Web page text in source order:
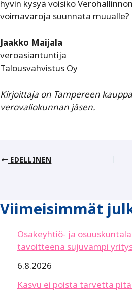
hyvin kysyä voisiko
voimavaroja suunnata muualle?
Jaakko Maijala
veroasiantuntija
Talousvahvistus Oy
Kirjoittaja on Tampereen
verovaliokunnan jäsen.
EDELLINEN
Viimeisimmät
Osakeyhtiö- ja
tavoitteena sujuvampi
6.8.2026
Kasvu ei poista tarvetta